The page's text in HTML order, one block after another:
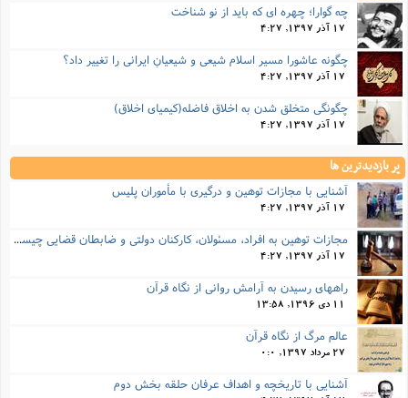
چه گوارا؛ چهره ای که باید از نو شناخت
17 آذر 1397, 4:27
چگونه عاشورا مسیر اسلامِ شیعی و شیعیانِ ایرانی را تغییر داد؟
17 آذر 1397, 4:27
چگونگی متخلق شدن به اخلاق فاضله(کیمیای اخلاق)
17 آذر 1397, 4:27
پر بازدیدترین ها
آشنایی با مجازات توهین و درگیری با مأموران پلیس
17 آذر 1397, 4:27
مجازات‌ توهین به افراد، مسئولان، کارکنان دولتی و ضابطان قضایی چیست؟
17 آذر 1397, 4:27
راههای رسیدن به آرامش روانی از نگاه قرآن
11 دی 1396, 13:58
عالم مرگ از نگاه قرآن
27 مرداد 1397, 0:0
آشنایی با تاریخچه و اهداف عرفان حلقه بخش دوم